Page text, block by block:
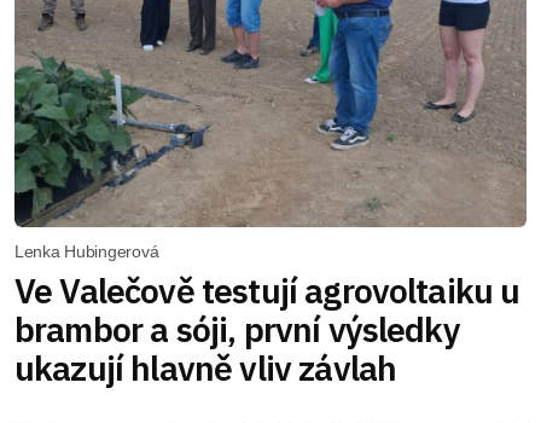
Lenka Hubingerová
Ve Valečově testují agrovoltaiku u
brambor a sóji, první výsledky
ukazují hlavně vliv závlah